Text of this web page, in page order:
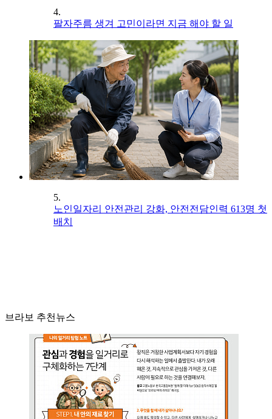
4.
팔자주름 생겨 고민이라면 지금 해야 할 일
5.
노인일자리 안전관리 강화, 안전전담인력 613명 첫
배치
브라보 추천뉴스